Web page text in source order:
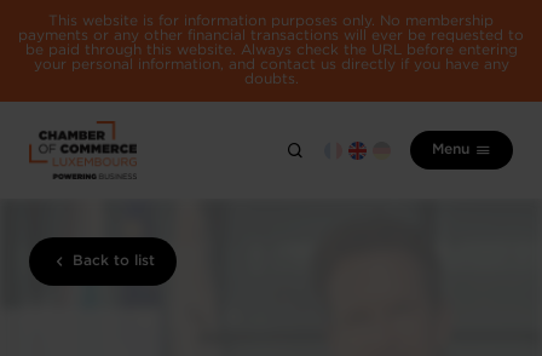
This website is for information purposes only. No membership
payments or any other financial transactions will ever be requested to
be paid through this website. Always check the URL before entering
your personal information, and contact us directly if you have any
doubts.
Menu
Back to list